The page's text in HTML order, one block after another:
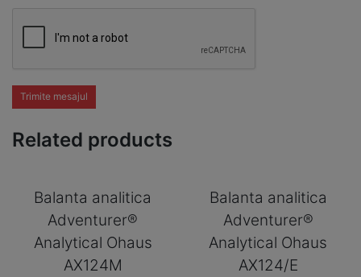
Trimite mesajul
Related products
Balanta analitica
Adventurer®
Analytical Ohaus
AX124M
Balanta analitica
Adventurer®
Analytical Ohaus
AX124/E